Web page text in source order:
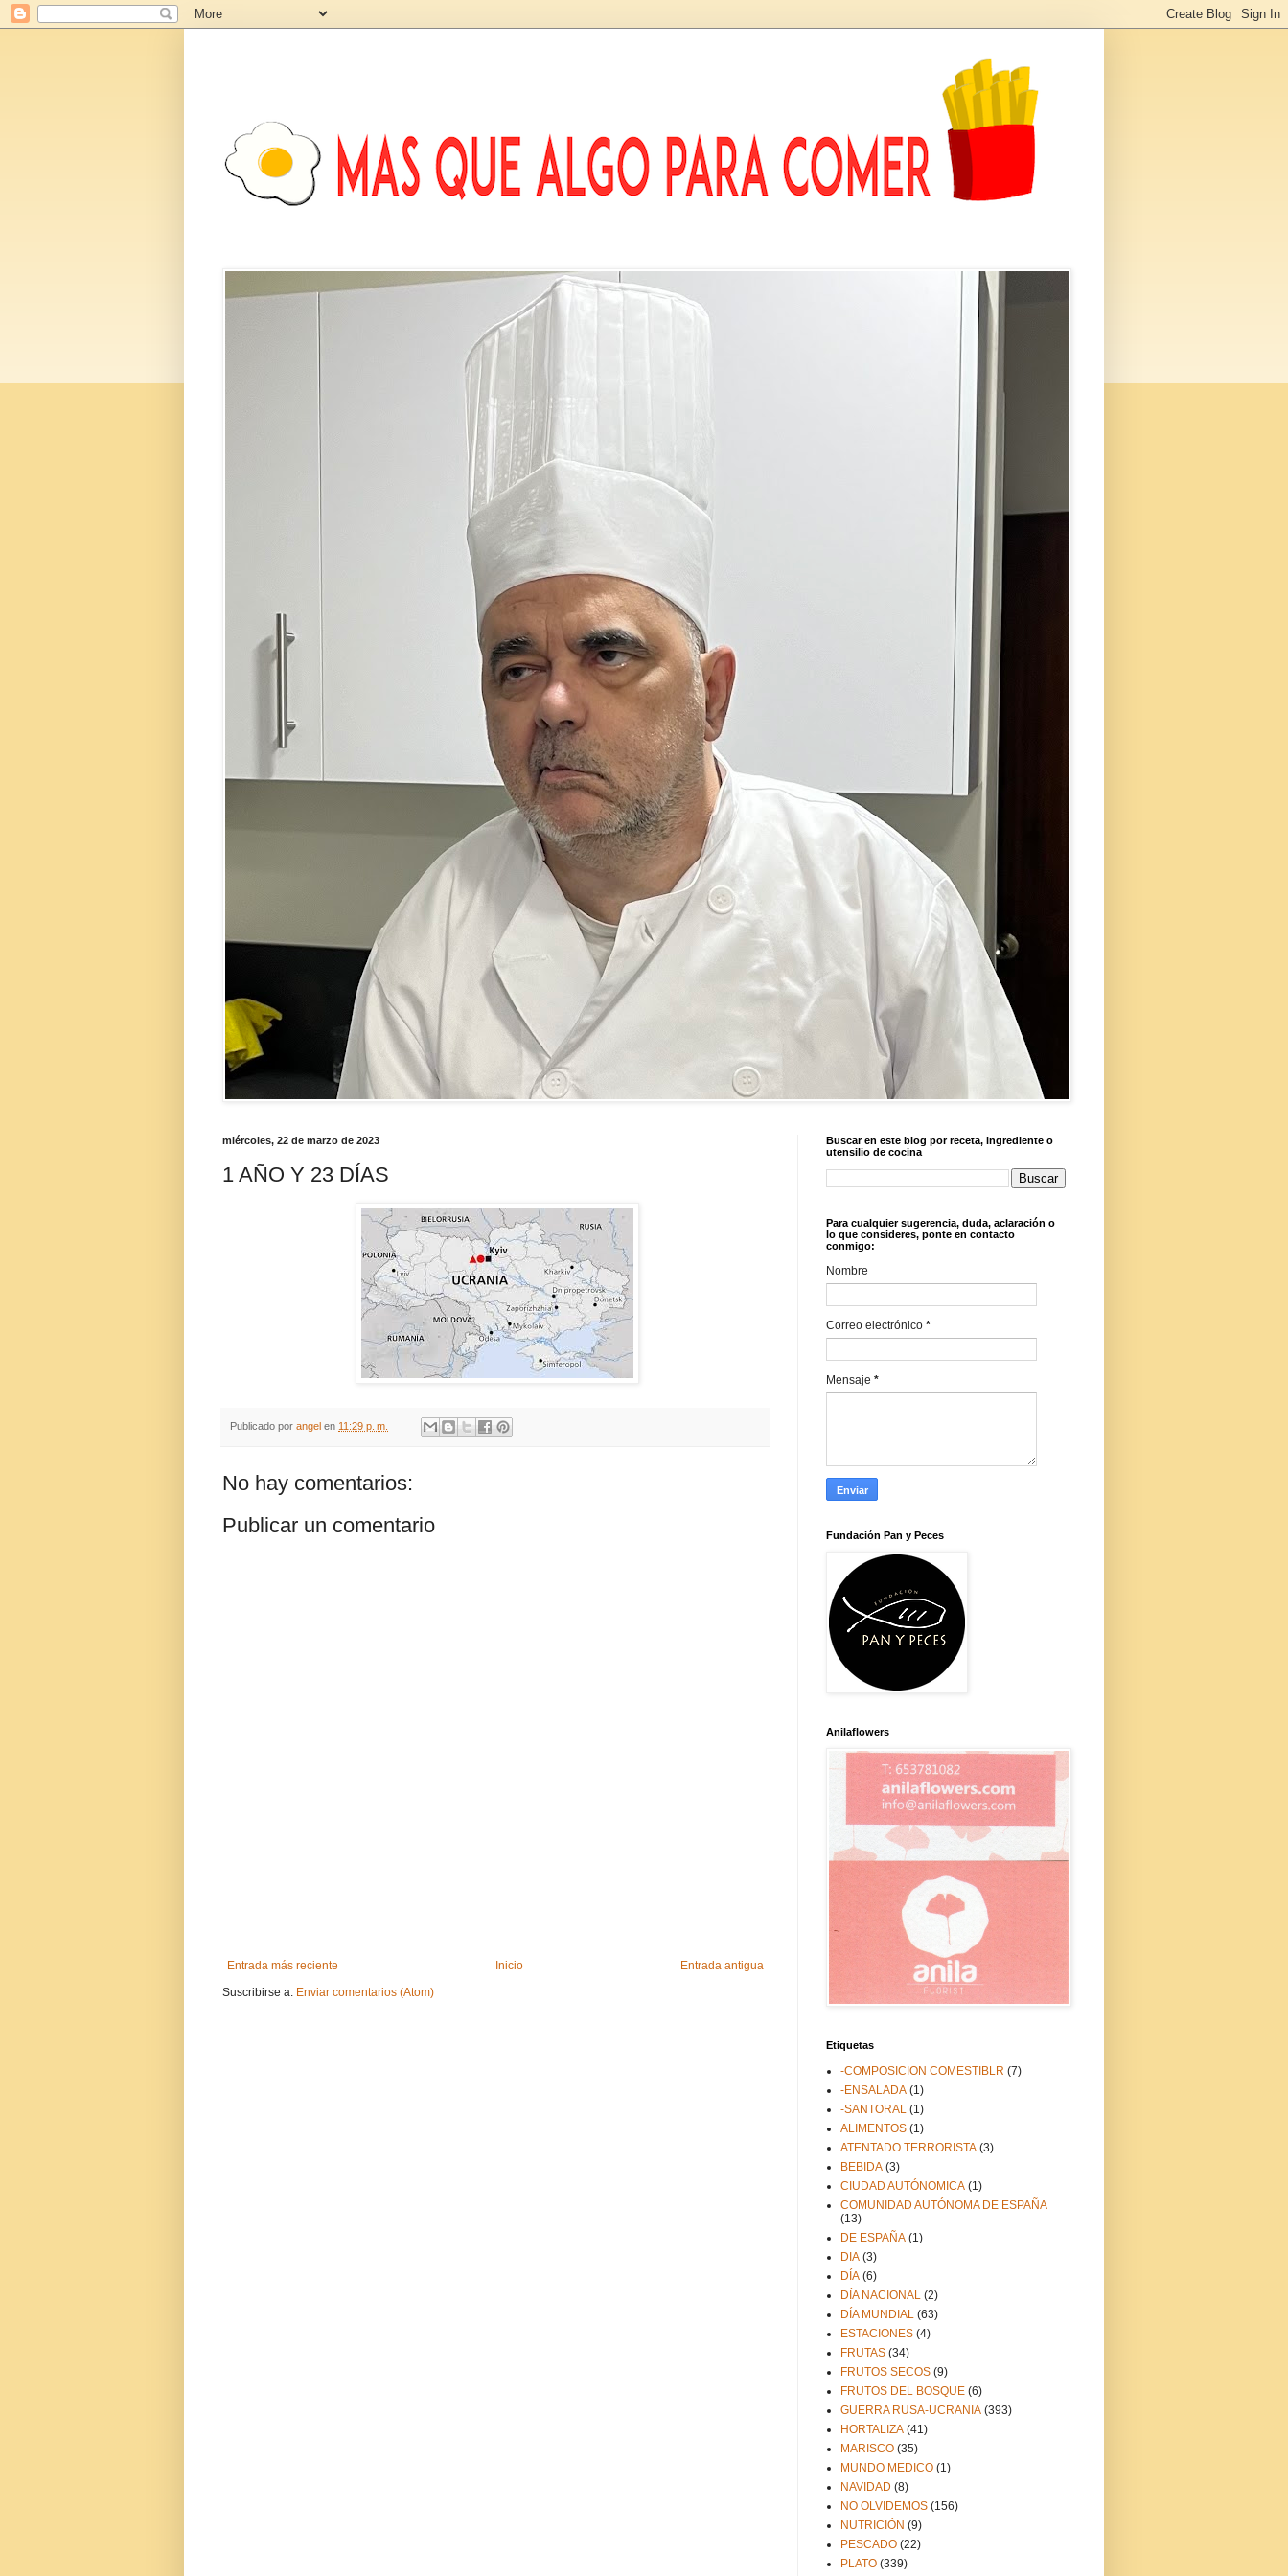
miércoles, 22 de marzo de 2023
1 AÑO Y 23 DÍAS
Publicado por angel en 11:29 p. m.
No hay comentarios:
Publicar un comentario
Entrada más reciente Entrada antigua
Inicio
Suscribirse a: Enviar comentarios (Atom)
Buscar en este blog por receta, ingrediente o
utensilio de cocina
Para cualquier sugerencia, duda, aclaración o
lo que consideres, ponte en contacto
conmigo:
Nombre
Correo electrónico *
Mensaje *
Fundación Pan y Peces
Anilaflowers
Etiquetas
-COMPOSICION COMESTIBLR (7)
-ENSALADA (1)
-SANTORAL (1)
ALIMENTOS (1)
ATENTADO TERRORISTA (3)
BEBIDA (3)
CIUDAD AUTÓNOMICA (1)
COMUNIDAD AUTÓNOMA DE ESPAÑA
(13)
DE ESPAÑA (1)
DIA (3)
DÍA (6)
DÍA NACIONAL (2)
DÍA MUNDIAL (63)
ESTACIONES (4)
FRUTAS (34)
FRUTOS SECOS (9)
FRUTOS DEL BOSQUE (6)
GUERRA RUSA-UCRANIA (393)
HORTALIZA (41)
MARISCO (35)
MUNDO MEDICO (1)
NAVIDAD (8)
NO OLVIDEMOS (156)
NUTRICIÓN (9)
PESCADO (22)
PLATO (339)